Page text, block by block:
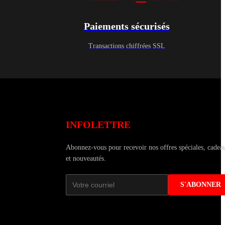
Paiements sécurisés
Transactions chiffrées SSL
INFOLETTRE
Abonnez-vous pour recevoir nos offres spéciales,
et nouveautés.
S'ABONNER